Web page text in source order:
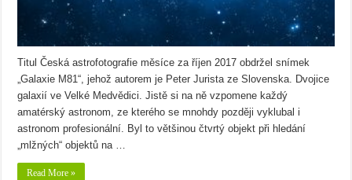
Titul Česká astrofotografie měsíce za říjen 2017 obdržel snímek
„Galaxie M81“, jehož autorem je Peter Jurista ze Slovenska. Dvojice
galaxií ve Velké Medvědici. Jistě si na ně vzpomene každý
amatérský astronom, ze kterého se mnohdy později vyklubal i
astronom profesionální. Byl to většinou čtvrtý objekt při hledání
„mlžných“ objektů na …
Read More »